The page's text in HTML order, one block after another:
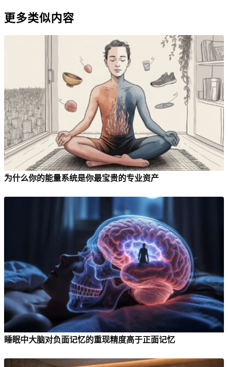
更多类似内容
为什么你的能量系统是你最宝贵的专业资产
睡眠中大脑对负面记忆的重现精度高于正面记忆